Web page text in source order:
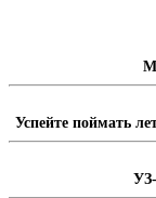
Успейте поймать